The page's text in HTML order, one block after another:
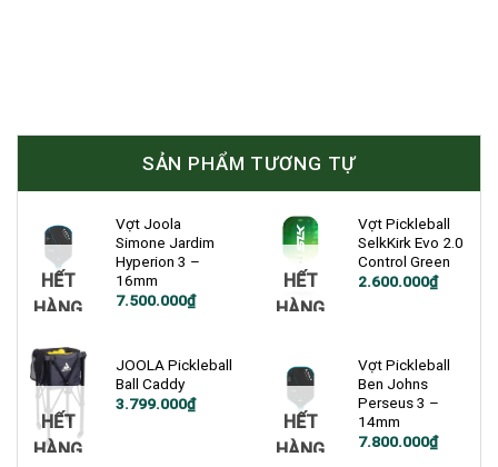
SẢN PHẨM TƯƠNG TỰ
HẾT
HÀNG
Vợt Joola
Simone Jardim
Hyperion 3 –
16mm
7.500.000₫
HẾT
HÀNG
Vợt Pickleball
SelkKirk Evo 2.0
Control Green
Giá
2.600.000₫
Giá
HẾT
HÀNG
JOOLA Pickleball
Ball Caddy
3.799.000₫
HẾT
HÀNG
Vợt Pickleball
Ben Johns
Perseus 3 –
14mm
7.800.000₫